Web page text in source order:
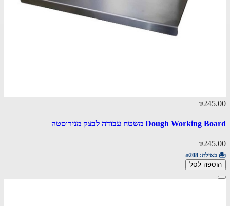
₪245.00
Dough Working Board משטח עבודה לבצק מנירוסטה
₪245.00
🏝️ באילת: ₪208
הוספה לסל